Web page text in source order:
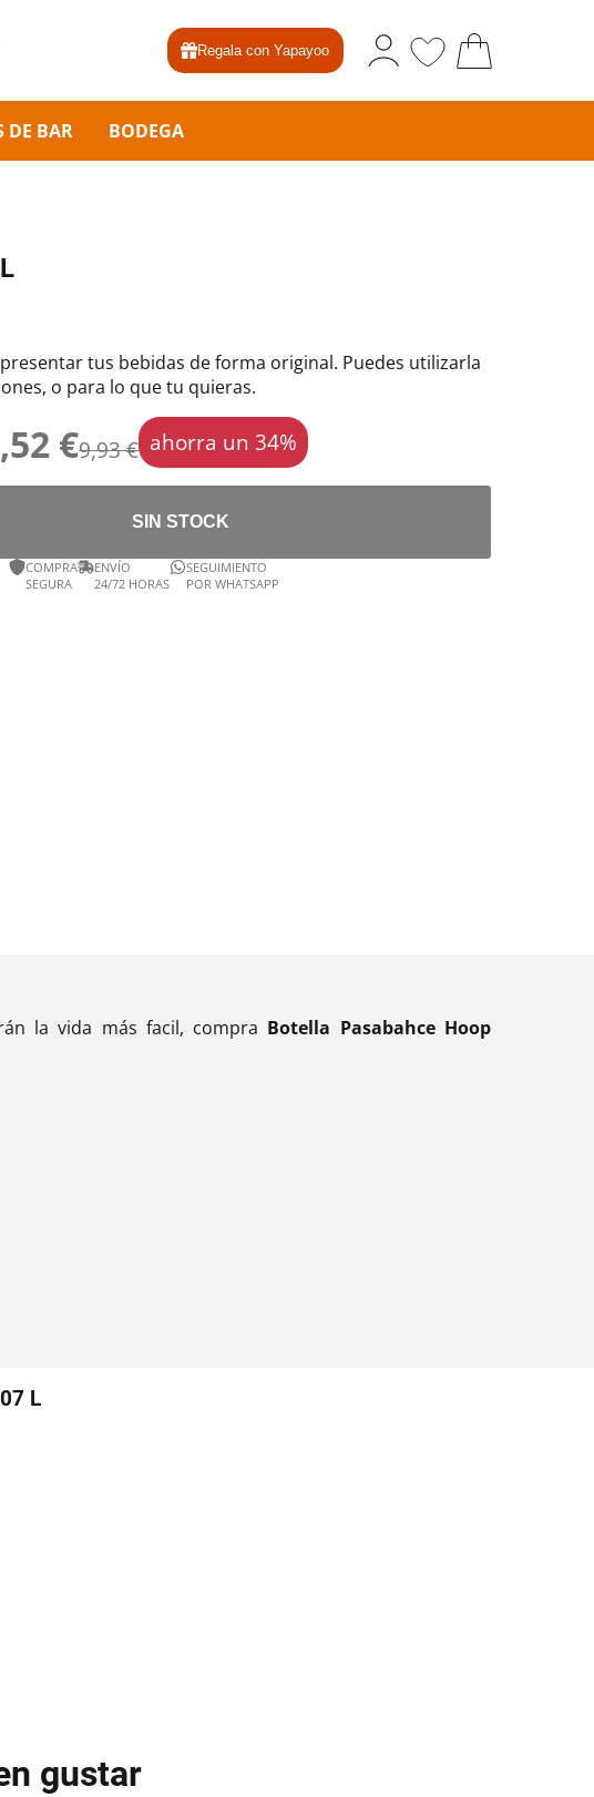
Regala con Yapayoo
DE BAR BODEGA
tus bebidas de forma original. Puedes utilizarla
o para lo que tu quieras.
€9,93 € ahorra un 34%
SIN STOCK
COMPRA
SEGURA
ENVÍO
24/72 HORAS
SEGUIMIENTO
POR WHATSAPP
la vida más facil, compra Botella Pasabahce Hoop
L
gustar